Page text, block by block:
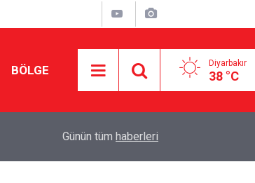
BÖLGE Diyarbakır
38 °C
Diyarbakırlı anneden babalara çağrı: Nefsinize
Günün tüm haberleri